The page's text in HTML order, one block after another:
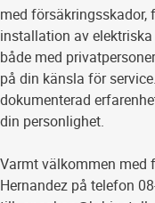
med försäkringsskador,
installation av
både med
på din känsla för
dokumenterad
din personlighet.
Varmt välkommen med
Hernandez på telefon